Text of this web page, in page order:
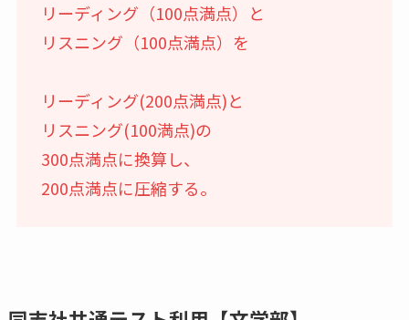
リーディング（100点満点）と
リスニング（100点満点）を
リーディング(200点満点)と
リスニング(100満点)の
300点満点に換算し、
200点満点に圧縮する。